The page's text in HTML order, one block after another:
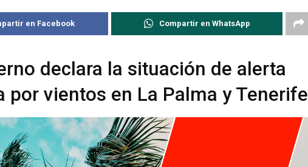
en Facebook Compartir en WhatsApp
declara la situación de alerta
por vientos en La Palma y Tenerife